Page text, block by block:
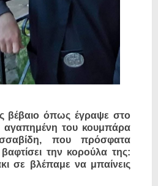
βέβαιο όπως έγραψε στο
αγαπημένη του κουμπάρα
που πρόσφατα
την κορούλα της:
σε βλέπαμε να μπαίνεις